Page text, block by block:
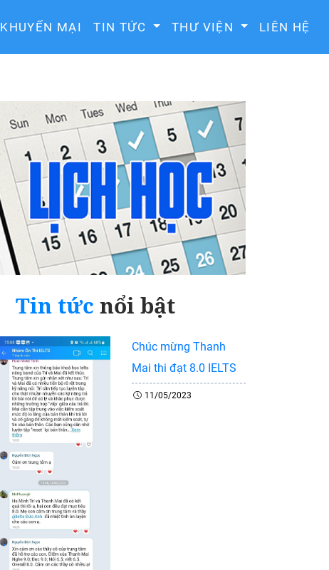
KHUYẾN MẠI TIN TỨC THƯ VIỆN LIÊN HỆ
Tin tức nổi bật
Chúc mừng Thanh
Mai thi đạt 8.0 IELTS
11/05/2023